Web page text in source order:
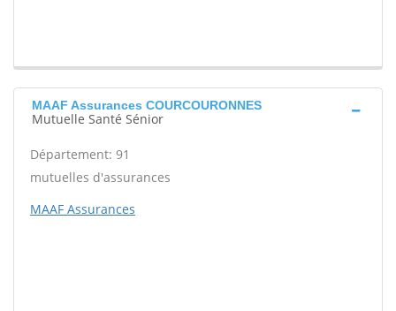
MAAF Assurances COURCOURONNES
Mutuelle Santé Sénior
Département: 91
mutuelles d'assurances
MAAF Assurances